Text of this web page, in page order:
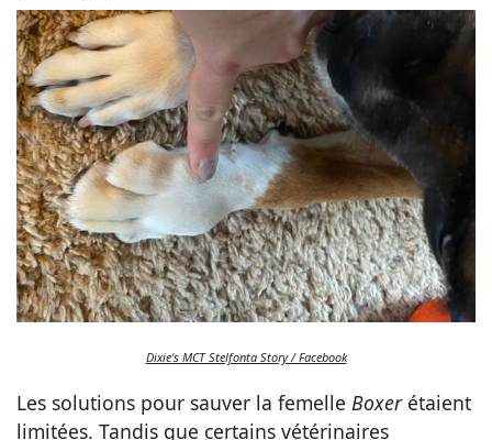
Dixie's MCT Stelfonta Story / Facebook
Les solutions pour sauver la femelle Boxer étaient
limitées. Tandis que certains vétérinaires